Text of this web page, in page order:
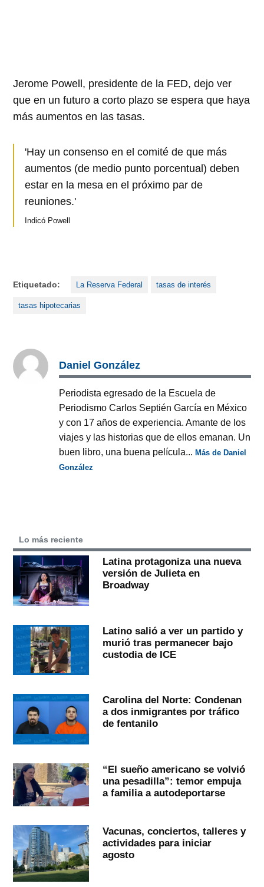
Jerome Powell, presidente de la FED, dejo ver
que en un futuro a corto plazo se espera que haya
más aumentos en las tasas.
'Hay un consenso en el comité de que más
aumentos (de medio punto porcentual) deben
estar en la mesa en el próximo par de
reuniones.'
Indicó Powell
Etiquetado: La Reserva Federal tasas de interés
tasas hipotecarias
Daniel González
Periodista egresado de la Escuela de
Periodismo Carlos Septién García en México
y con 17 años de experiencia. Amante de los
viajes y las historias que de ellos emanan. Un
buen libro, una buena película...Más de Daniel
González
Lo más reciente
Latina protagoniza una nueva
versión de Julieta en
Broadway
Latino salió a ver un partido y
murió tras permanecer bajo
custodia de ICE
Carolina del Norte: Condenan
a dos inmigrantes por tráfico
de fentanilo
“El sueño americano se volvió
una pesadilla”: temor empuja
a familia a autodeportarse
Vacunas, conciertos, talleres y
actividades para iniciar
agosto